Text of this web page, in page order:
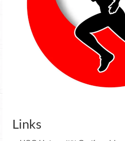
Links